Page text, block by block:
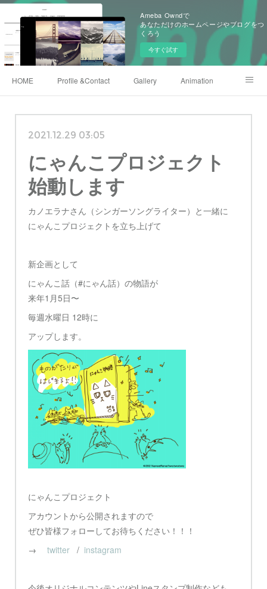
Ameba Owndで
あなただけのホームページやブログをつ
くろう
今すぐ試す
HOME Profile &Contact Gallery Animation
2021.12.29 03:05
にゃんこプロジェクト
始動します
カノエラナさん（シンガーソングライター）と一緒に
にゃんこプロジェクトを立ち上げて
新企画として
にゃんこ話（#にゃん話）の物語が
来年1月5日〜
毎週水曜日 12時に
アップします。
にゃんこプロジェクト
アカウントから公開されますので
ぜひ皆様フォローしてお待ちください！！！
→twitter / instagram